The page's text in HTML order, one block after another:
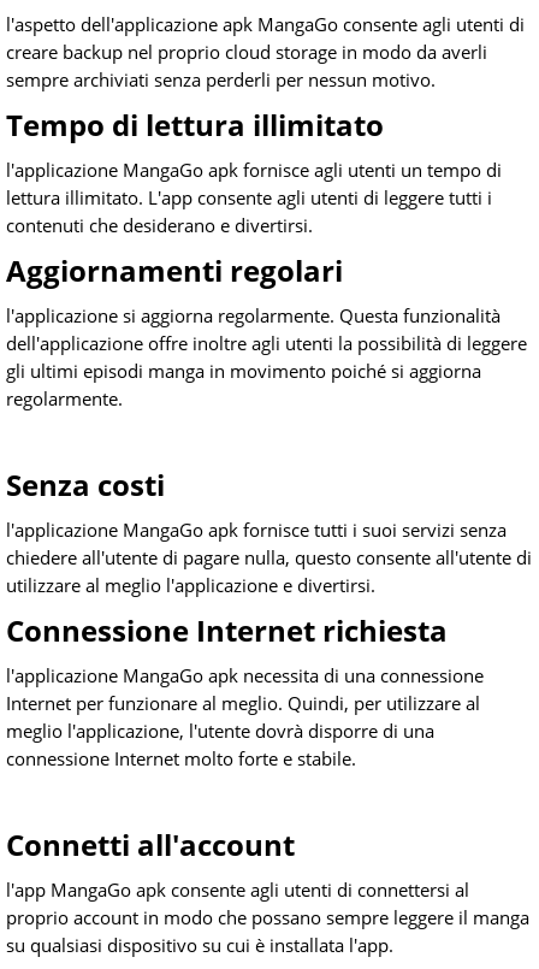
l'aspetto dell'applicazione apk MangaGo consente agli utenti di
creare backup nel proprio cloud storage in modo da averli
sempre archiviati senza perderli per nessun motivo.
Tempo di lettura illimitato
l'applicazione MangaGo apk fornisce agli utenti un tempo di
lettura illimitato. L'app consente agli utenti di leggere tutti i
contenuti che desiderano e divertirsi.
Aggiornamenti regolari
l'applicazione si aggiorna regolarmente. Questa funzionalità
dell'applicazione offre inoltre agli utenti la possibilità di leggere
gli ultimi episodi manga in movimento poiché si aggiorna
regolarmente.
Senza costi
l'applicazione MangaGo apk fornisce tutti i suoi servizi senza
chiedere all'utente di pagare nulla, questo consente all'utente di
utilizzare al meglio l'applicazione e divertirsi.
Connessione Internet richiesta
l'applicazione MangaGo apk necessita di una connessione
Internet per funzionare al meglio. Quindi, per utilizzare al
meglio l'applicazione, l'utente dovrà disporre di una
connessione Internet molto forte e stabile.
Connetti all'account
l'app MangaGo apk consente agli utenti di connettersi al
proprio account in modo che possano sempre leggere il manga
su qualsiasi dispositivo su cui è installata l'app.